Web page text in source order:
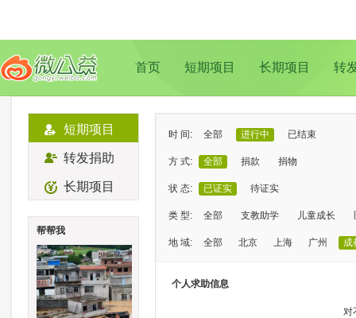
首页 短期项目 长期项目 转
短期项目
转发捐助
长期项目
帮帮我
时 间: 全部 进行中 已结束
方 式: 全部 捐款 捐物
状 态: 已证实 待证实
类 型: 全部 支教助学 儿童成长
地 域: 全部 北京 上海 广州 成
个人求助信息
对